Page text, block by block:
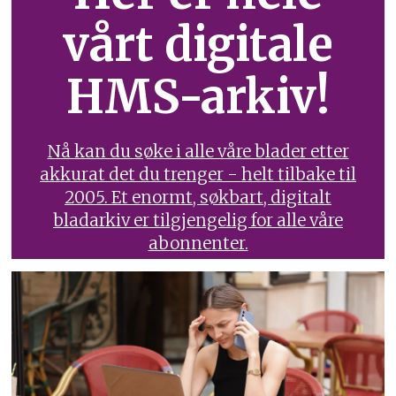
vårt digitale
HMS-arkiv!
Nå kan du søke i alle våre blader etter
akkurat det du trenger - helt tilbake til
2005. Et enormt, søkbart, digitalt
bladarkiv er tilgjengelig for alle våre
abonnenter.